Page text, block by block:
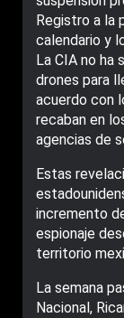
Registro a la
calendario y
La CIA no ha
drones para
acuerdo con
recaban en
agencias de
Estas
incremento
espionaje
territorio
La semana
Nacional,